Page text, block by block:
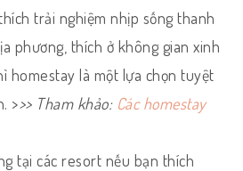
trải nghiệm nhịp sống thanh
phương, thích ở không gian xinh
homestay là một lựa chọn tuyệt
>>> Tham khảo: Các homestay
tại các resort nếu bạn thích